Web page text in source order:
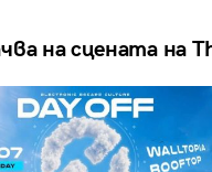
на сцената на